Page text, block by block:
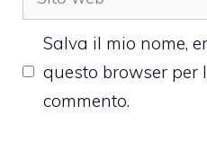
web
Salva il mio nome,
questo browser per
commento.